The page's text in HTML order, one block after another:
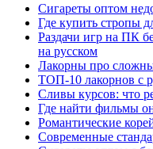
Сигареты оптом
Где купить стропы
Раздачи игр на ПК
на русском
Лакорны про
ТОП-10 лакорнов с
Сливы курсов: что
Где найти фильмы
Романтические
Современные